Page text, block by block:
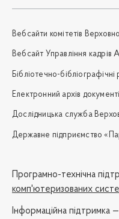
Вебсайти комітетів
Вебсайт Управління кадрів
Бібліотечно-
Електронний архів
Дослідницька служба
Державне підприємство
Програмно-технічна
комп'ютеризованих
Iнформаційна підтримка —